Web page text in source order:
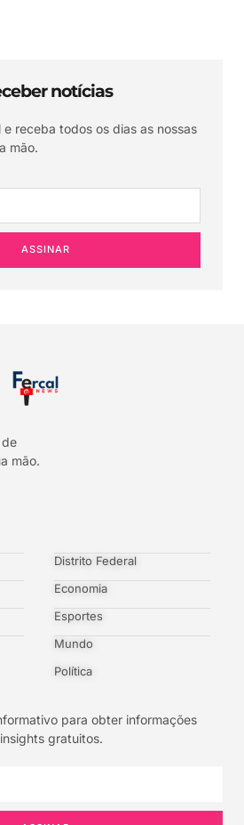
notícias
e receba todos os dias as nossas
mão.
ASSINAR
de
mão.
Distrito Federal
Economia
Esportes
Mundo
Política
para obter informações
gratuitos.